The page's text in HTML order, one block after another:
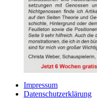
Impressum
Datenschutzerklärung